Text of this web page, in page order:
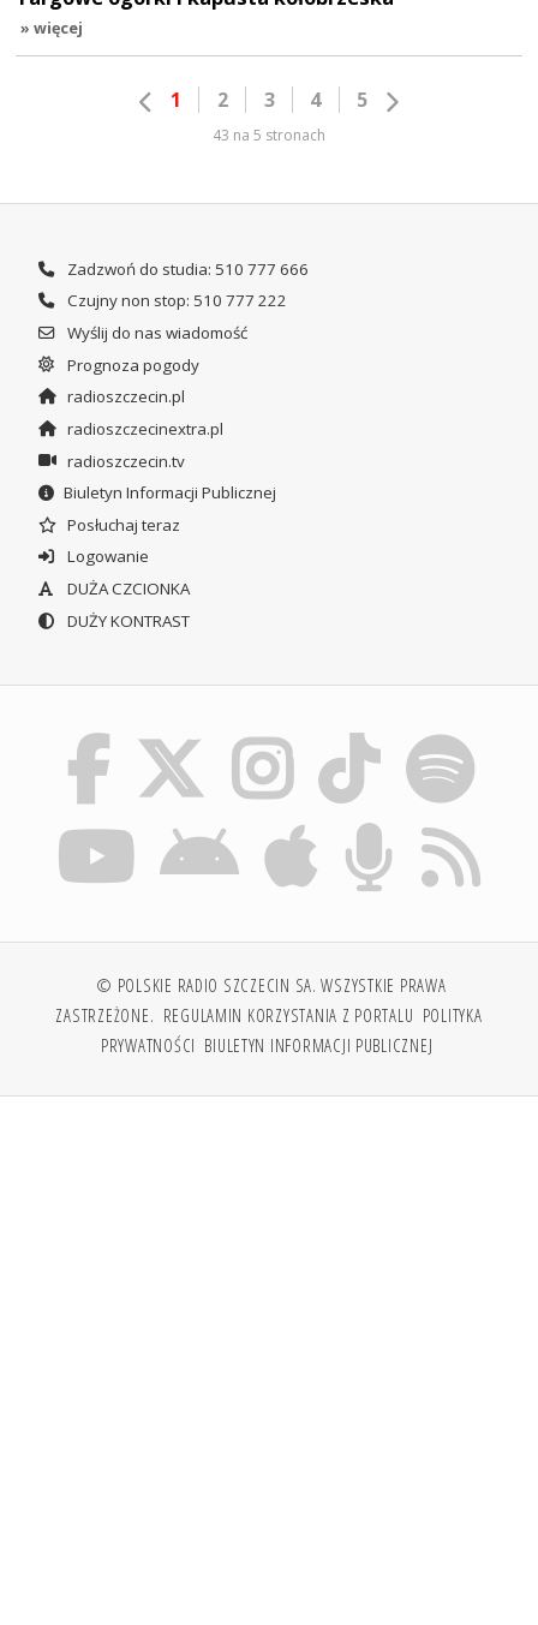
» więcej
1 2 3 4 5
43 na 5 stronach
Zadzwoń do studia: 510 777 666
Czujny non stop: 510 777 222
Wyślij do nas wiadomość
Prognoza pogody
radioszczecin.pl
radioszczecinextra.pl
radioszczecin.tv
Biuletyn Informacji Publicznej
Posłuchaj teraz
Logowanie
DUŻA CZCIONKA
DUŻY KONTRAST
© POLSKIE RADIO SZCZECIN SA. WSZYSTKIE PRAWA
ZASTRZEŻONE. REGULAMIN KORZYSTANIA Z PORTALU POLITYKA
PRYWATNOŚCI BIULETYN INFORMACJI PUBLICZNEJ